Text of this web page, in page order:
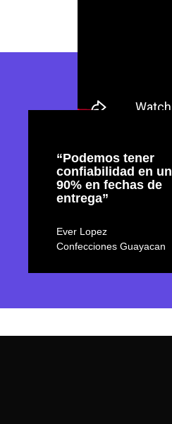
“Podemos tener
confiabilidad en un
90% en fechas de
entrega”
Ever Lopez
Confecciones Guayacan